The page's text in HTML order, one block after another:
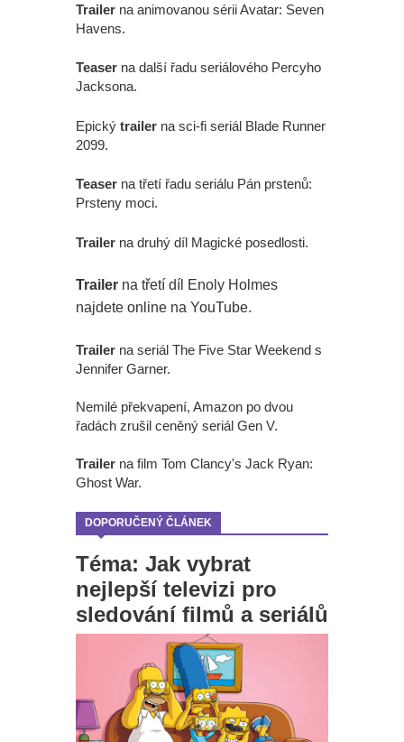
Trailer na animovanou sérii Avatar: Seven
Havens.
Teaser na další řadu seriálového Percyho
Jacksona.
Epický trailer na sci-fi seriál Blade Runner
2099.
Teaser na třetí řadu seriálu Pán prstenů:
Prsteny moci.
Trailer na druhý díl Magické posedlosti.
Trailer na třetí díl Enoly Holmes
najdete online na YouTube.
Trailer na seriál The Five Star Weekend s
Jennifer Garner.
Nemilé překvapení, Amazon po dvou
řadách zrušil ceněný seriál Gen V.
Trailer na film Tom Clancy's Jack Ryan:
Ghost War.
DOPORUČENÝ ČLÁNEK
Téma: Jak vybrat
nejlepší televizi pro
sledování filmů a seriálů